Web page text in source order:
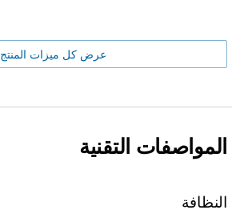
عرض كل ميزات المنتج
المواصفات التقنية
النظافة